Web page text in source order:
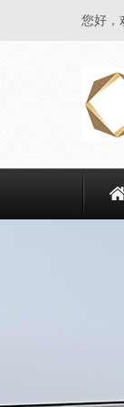
您好，